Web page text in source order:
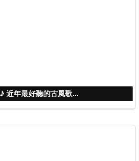
近年最好聽的古風歌...